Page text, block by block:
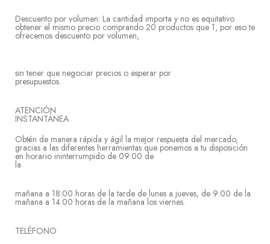
Descuento por volumen: La cantidad importa y no es equitativo
obtener el mismo precio comprando 20 productos que 1, por eso te
ofrecemos descuento por volumen,
sin tener que negociar precios o esperar por
ATENCIÓN
Obtén de manera rápida y ágil la mejor respuesta del mercado,
gracias a las diferentes herramientas que ponemos a tu disposición
en horario ininterrumpido de 09:00 de
mañana a 18:00 horas de la tarde de lunes a jueves, de 9:00 de la
mañana a 14:00 horas de la mañana los viernes.